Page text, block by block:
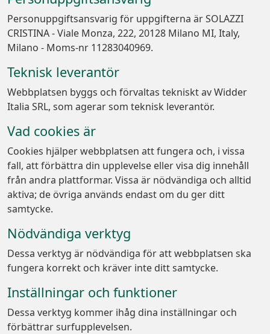
Personuppgiftsansvarig för uppgifterna är SOLAZZI
CRISTINA - Viale Monza, 222, 20128 Milano MI, Italy,
Milano - Moms-nr 11283040969.
Teknisk leverantör
Webbplatsen byggs och förvaltas tekniskt av Widder
Italia SRL, som agerar som teknisk leverantör.
Vad cookies är
Cookies hjälper webbplatsen att fungera och, i vissa
fall, att förbättra din upplevelse eller visa dig innehåll
från andra plattformar. Vissa är nödvändiga och alltid
aktiva; de övriga används endast om du ger ditt
samtycke.
Nödvändiga verktyg
Dessa verktyg är nödvändiga för att webbplatsen ska
fungera korrekt och kräver inte ditt samtycke.
Inställningar och funktioner
Dessa verktyg kommer ihåg dina inställningar och
förbättrar surfupplevelsen.